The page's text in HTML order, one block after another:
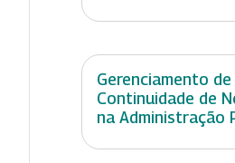
Gerenciamento de
Continuidade de
na Administração